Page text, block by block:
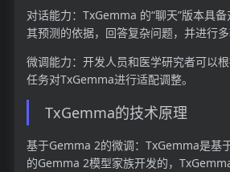
对话能力：TxGemma 的“聊天”版本具
其预测的依据，回答复杂问题，并进行多
微调能力：开发人员和医学研究者可以
任务对TxGemma进行适配调整。
TxGemma的技术原理
基于Gemma 2的微调：TxGemma是基
的Gemma 2模型家族开发的，